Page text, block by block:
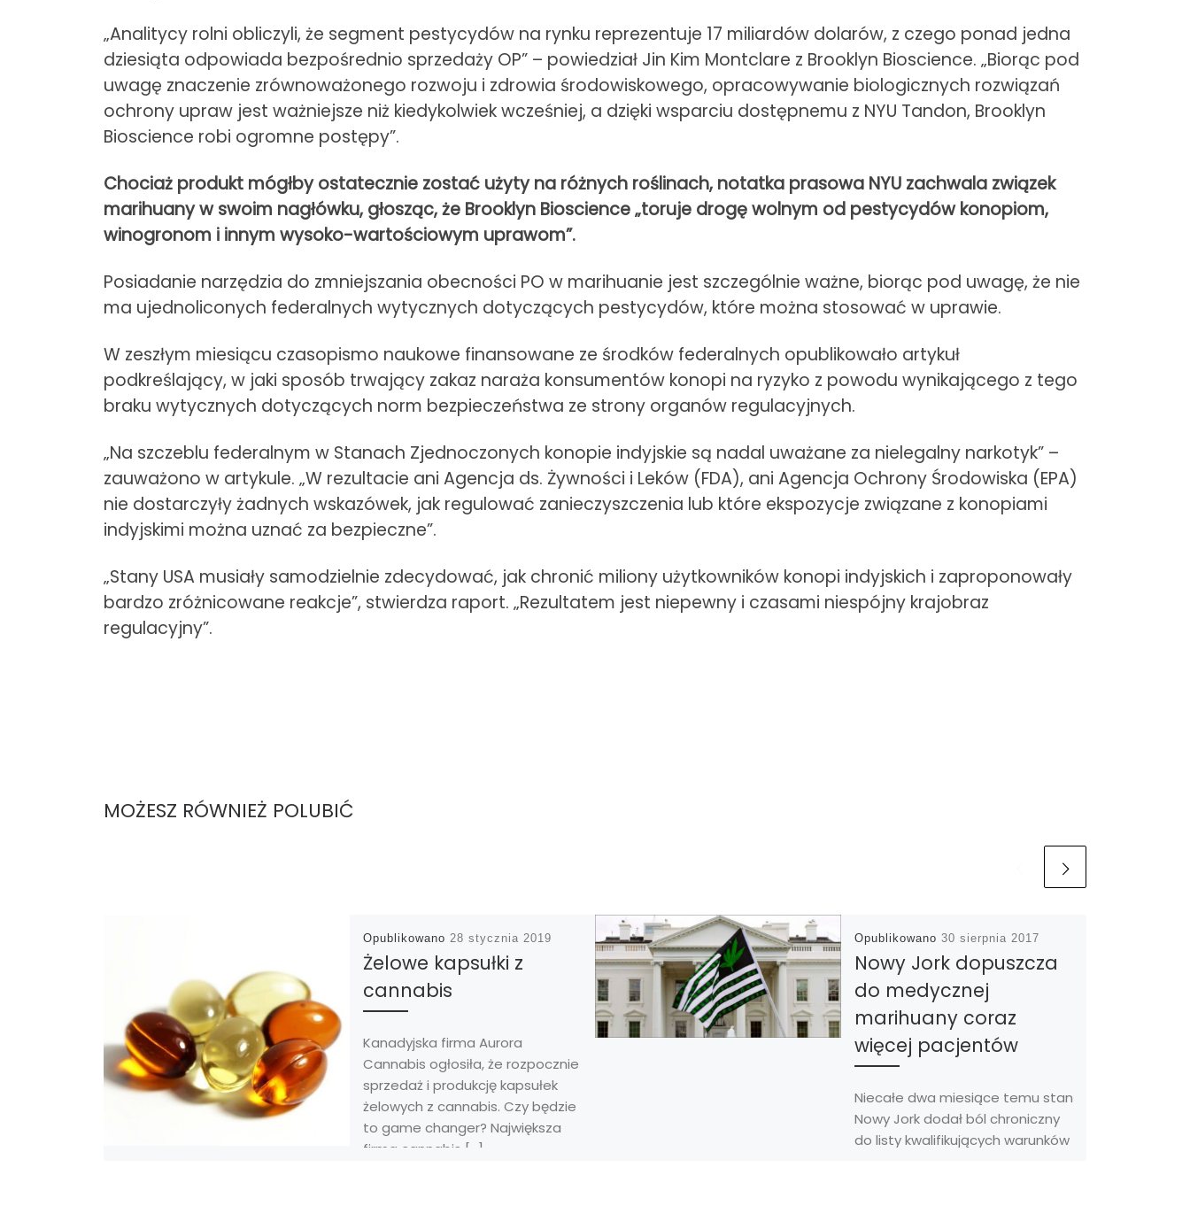
„Analitycy rolni obliczyli, że segment pestycydów na rynku reprezentuje 17 miliardów dolarów, z czego ponad jedna
dziesiąta odpowiada bezpośrednio sprzedaży OP” – powiedział Jin Kim Montclare z Brooklyn Bioscience. „Biorąc pod
uwagę znaczenie zrównoważonego rozwoju i zdrowia środowiskowego, opracowywanie biologicznych rozwiązań
ochrony upraw jest ważniejsze niż kiedykolwiek wcześniej, a dzięki wsparciu dostępnemu z NYU Tandon, Brooklyn
Bioscience robi ogromne postępy”.
Chociaż produkt mógłby ostatecznie zostać użyty na różnych roślinach, notatka prasowa NYU zachwala związek
marihuany w swoim nagłówku, głosząc, że Brooklyn Bioscience „toruje drogę wolnym od pestycydów konopiom,
winogronom i innym wysoko-wartościowym uprawom”.
Posiadanie narzędzia do zmniejszania obecności PO w marihuanie jest szczególnie ważne, biorąc pod uwagę, że nie
ma ujednoliconych federalnych wytycznych dotyczących pestycydów, które można stosować w uprawie.
W zeszłym miesiącu czasopismo naukowe finansowane ze środków federalnych opublikowało artykuł
podkreślający, w jaki sposób trwający zakaz naraża konsumentów konopi na ryzyko z powodu wynikającego z tego
braku wytycznych dotyczących norm bezpieczeństwa ze strony organów regulacyjnych.
„Na szczeblu federalnym w Stanach Zjednoczonych konopie indyjskie są nadal uważane za nielegalny narkotyk” –
zauważono w artykule. „W rezultacie ani Agencja ds. Żywności i Leków (FDA), ani Agencja Ochrony Środowiska (EPA)
nie dostarczyły żadnych wskazówek, jak regulować zanieczyszczenia lub które ekspozycje związane z konopiami
indyjskimi można uznać za bezpieczne”.
„Stany USA musiały samodzielnie zdecydować, jak chronić miliony użytkowników konopi indyjskich i zaproponowały
bardzo zróżnicowane reakcje”, stwierdza raport. „Rezultatem jest niepewny i czasami niespójny krajobraz
regulacyjny”.
MOŻESZ RÓWNIEŻ POLUBIĆ
Opublikowano 28 stycznia 2019
Żelowe kapsułki z
cannabis
Kanadyjska firma Aurora
Cannabis ogłosiła, że rozpocznie
sprzedaż i produkcję kapsułek
żelowych z cannabis. Czy będzie
to game changer? Największa
firma cannabis […]
Opublikowano 30 sierpnia 2017
Nowy Jork dopuszcza
do medycznej
marihuany coraz
więcej pacjentów
Niecałe dwa miesiące temu stan
Nowy Jork dodał ból chroniczny
do listy kwalifikujących warunków